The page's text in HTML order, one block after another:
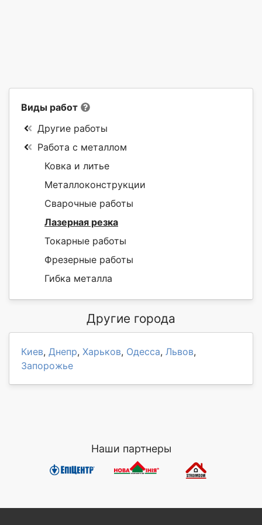
Виды работ
Другие работы
Работа с металлом
Ковка и литье
Металлоконструкции
Сварочные работы
Лазерная резка
Токарные работы
Фрезерные работы
Гибка металла
Другие города
Киев, Днепр, Харьков, Одесса, Львов,
Запорожье
Наши партнеры